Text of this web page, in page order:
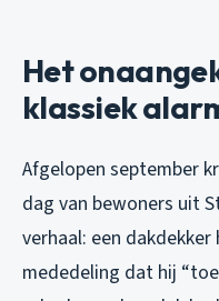
Het
klassiek
Afgelopen september
dag van bewoners uit
verhaal: een
mededeling dat hij